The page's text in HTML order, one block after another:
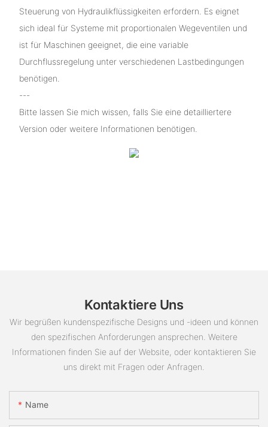
Steuerung von Hydraulikflüssigkeiten erfordern. Es eignet
sich ideal für Systeme mit proportionalen Wegeventilen und
ist für Maschinen geeignet, die eine variable
Durchflussregelung unter verschiedenen Lastbedingungen
benötigen.
---
Bitte lassen Sie mich wissen, falls Sie eine detailliertere
Version oder weitere Informationen benötigen.
Kontaktiere Uns
Wir begrüßen kundenspezifische Designs und -ideen und können
den spezifischen Anforderungen ansprechen. Weitere
Informationen finden Sie auf der Website, oder kontaktieren Sie
uns direkt mit Fragen oder Anfragen.
Name